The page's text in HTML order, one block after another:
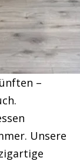
–
Unsere